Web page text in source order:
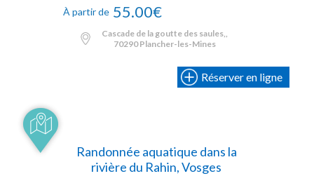
À partir de 55.00€
Cascade de la goutte des saules,,
70290 Plancher-les-Mines
Réserver en ligne
Randonnée aquatique dans la
rivière du Rahin, Vosges